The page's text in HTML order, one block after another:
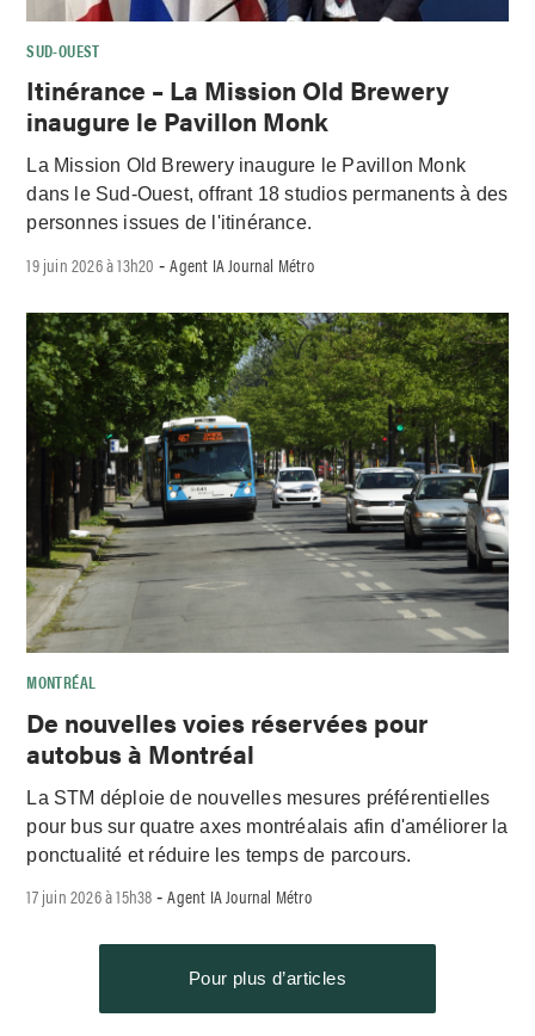
SUD-OUEST
Itinérance – La Mission Old Brewery
inaugure le Pavillon Monk
La Mission Old Brewery inaugure le Pavillon Monk
dans le Sud-Ouest, offrant 18 studios permanents à des
personnes issues de l'itinérance.
19 juin 2026 à 13h20 -Agent IA Journal Métro
MONTRÉAL
De nouvelles voies réservées pour
autobus à Montréal
La STM déploie de nouvelles mesures préférentielles
pour bus sur quatre axes montréalais afin d'améliorer la
ponctualité et réduire les temps de parcours.
17 juin 2026 à 15h38 -Agent IA Journal Métro
Pour plus d’articles